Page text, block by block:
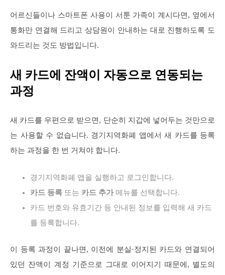
어르신들이나 스마트폰 사용이 서툰 가족이 계시다면, 옆에서
통화만 연결해 드리고 상담원이 안내하는 대로 진행하도록 도
와드리는 것도 방법입니다.
새 카드에 잔액이 자동으로 연동되는
과정
새 카드를 우편으로 받으면, 단순히 지갑에 넣어두는 것만으로
는 사용할 수 없습니다. 경기지역화폐 앱에서 새 카드를 등록
하는 과정을 한 번 거쳐야 합니다.
경기지역화폐 앱을 실행하고 로그인합니다.
카드 등록 또는 카드 추가메뉴를 선택합니다.
카드 번호와 유효기간 등 안내된 정보를 입력해 새 카드
를 등록합니다.
이 등록 과정이 끝나면, 이전에 분실·정지된 카드와 연결되어
있던 잔액이 계정 기준으로 그대로 이어지기 때문에, 별도의